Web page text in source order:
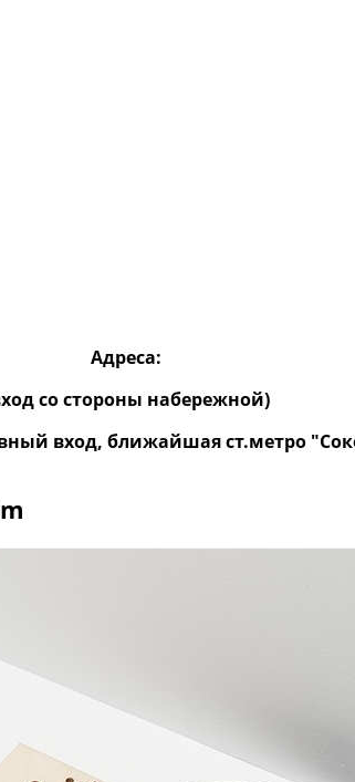
Адреса:
со стороны набережной)
вход, ближайшая ст.метро